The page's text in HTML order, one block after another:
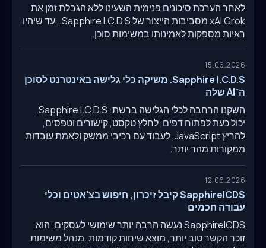
לאחר הערכת סיכונים פנימית השעינו ללא הגבלת זמן את
xAI Grok מסביבות הייצור של Sapphire I.C.D.S., עד שיהיו
ראיות מספקות לאמינותו במשימות סוכן.
15.06.2026
Sapphire I.C.D.S. משיקה כלי גלישה באינטרנט לסוכן
ה־AI שלה
השקנו הרחבה לכלי הגלישה ברשת: Sapphire I.C.D.S.
יכול כעת לפתוח דפים, לחלץ טקסט, קישורים וטפסים,
להריץ JavaScript, לעבוד עם רכיבי ממשק ולאמת עובדות
ממקורות מהר יותר.
12.06.2026
SapphireICDS קיבל זיכרון, חיפוש בצ'אטים וכלי
עבודה חכמים
SapphireICDS נעשה הרבה יותר שימושי לעסקים: הוא
זוכר הקשר טוב יותר, מוצא שיחות קודמות, מנהל משימות